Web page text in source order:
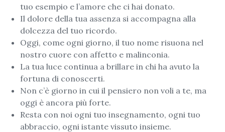
tuo esempio e l’amore che ci hai donato.
Il dolore della tua assenza si accompagna alla
dolcezza del tuo ricordo.
Oggi, come ogni giorno, il tuo nome risuona nel
nostro cuore con affetto e malinconia.
La tua luce continua a brillare in chi ha avuto la
fortuna di conoscerti.
Non c’è giorno in cui il pensiero non voli a te, ma
oggi è ancora più forte.
Resta con noi ogni tuo insegnamento, ogni tuo
abbraccio, ogni istante vissuto insieme.